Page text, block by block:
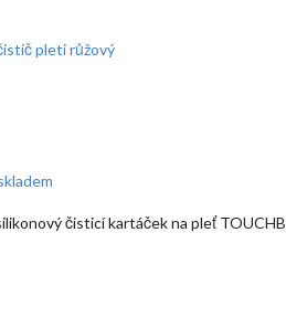
pleti růžový
čisticí kartáček na pleť